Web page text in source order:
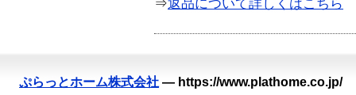
⇒返品について詳しくはこちら
ぷらっとホーム株式会社 — https://www.plathome.co.jp/